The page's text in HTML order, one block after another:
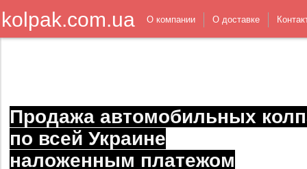
kolpak.com.ua О компании О доставке
Продажа автомобильных
по всей Украине
наложенным платежом